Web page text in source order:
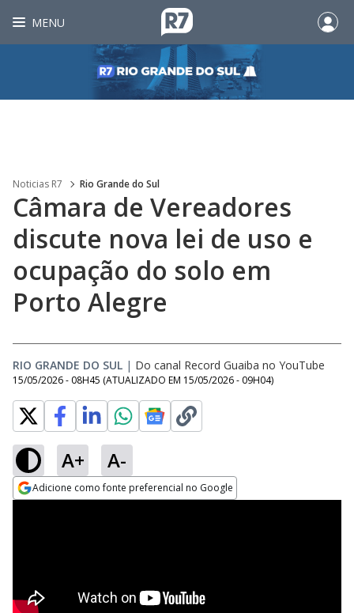
MENU
Noticias R7 Rio Grande do Sul
Câmara de Vereadores
discute nova lei de uso e
ocupação do solo em
Porto Alegre
RIO GRANDE DO SUL | Do canal Record Guaiba no YouTube
15/05/2026 - 08H45 (ATUALIZADO EM 15/05/2026 - 09H04)
A+ A-
Adicione como fonte preferencial no Google